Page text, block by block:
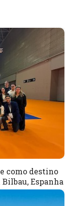
como destino
Espanha